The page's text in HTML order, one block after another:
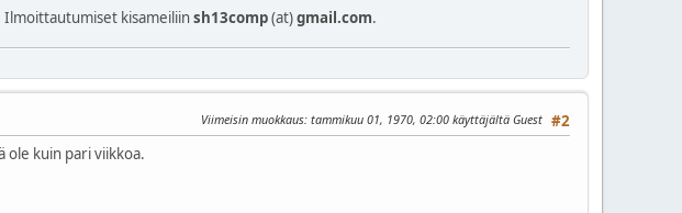
Ilmoittautumiset kisameiliinsh13comp(at)gmail.com.
#2
Viimeisin muokkaus: tammikuu 01, 1970, 02:00 käyttäjältä Guest
ole kuin pari viikkoa.